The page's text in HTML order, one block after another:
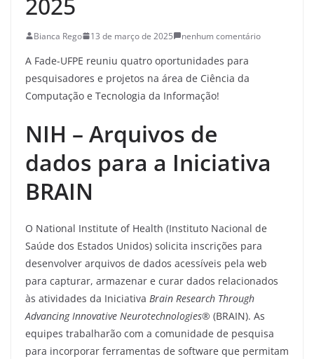
Bianca Rego 13 de março de 2025 nenhum comentário
A Fade-UFPE reuniu quatro oportunidades para
pesquisadores e projetos na área de Ciência da
Computação e Tecnologia da Informação!
NIH – Arquivos de
dados para a Iniciativa
BRAIN
O National Institute of Health (Instituto Nacional de
Saúde dos Estados Unidos) solicita inscrições para
desenvolver arquivos de dados acessíveis pela web
para capturar, armazenar e curar dados relacionados
às atividades da Iniciativa Brain Research Through
Advancing Innovative Neurotechnologies® (BRAIN). As
equipes trabalharão com a comunidade de pesquisa
para incorporar ferramentas de software que permitam